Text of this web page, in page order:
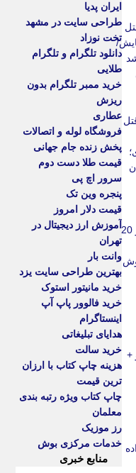
عکس| چهره «نیکی کریمی» در 20
+
ایران پدیا
طراحی سایت در مشهد
تخت نوزاد
دانلود تلگرام و تلگرام
طلایی
خرید ممبر تلگرام بدون
ریزش
عطاری
فروشگاه لوله و اتصالات
پخش زنده جام جهانی
قیمت طلا دست دوم
سرور اچ پی
پنجره وین تک
قیمت دلار امروز
آموزش ارز دیجیتال در
تهران
وانت بار
بهترین طراحی سایت یزد
خرید مانیتور استوک
خرید فالوور پاپ آپ
اینستاگرام
هدایای تبلیغاتی
خرید سالت
هزینه چاپ کتاب با ارزان
ترین قیمت
چاپ کتاب ویژه رتبه بندی
معلمان
رز موزیک
خدمات مرکزی بوش
منابع خبری